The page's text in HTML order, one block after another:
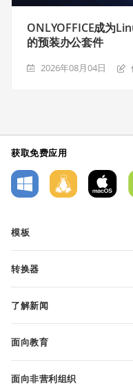
ONLYOFFICE成为
的预装办公套件
2026年08月04日
获取免费应用
模板
文本文档模板
转换器
转换电子表格
了解新闻
面向教育
适用于教育人士
面向非营利组织